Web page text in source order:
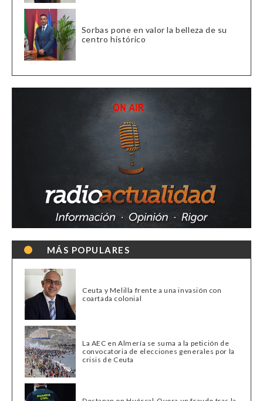
Sorbas pone en valor la belleza de su
centro histórico
MÁS POPULARES
Ceuta y Melilla frente a una invasión con
coartada colonial
La AEC en Almería se suma a la petición de
convocatoria de elecciones generales por la
crisis de Ceuta